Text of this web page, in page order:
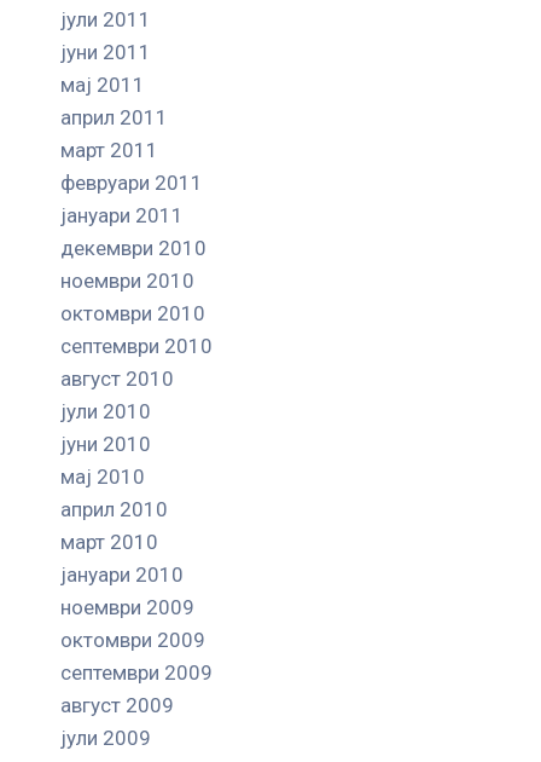
јули 2011
јуни 2011
мај 2011
април 2011
март 2011
февруари 2011
јануари 2011
декември 2010
ноември 2010
октомври 2010
септември 2010
август 2010
јули 2010
јуни 2010
мај 2010
април 2010
март 2010
јануари 2010
ноември 2009
октомври 2009
септември 2009
август 2009
јули 2009